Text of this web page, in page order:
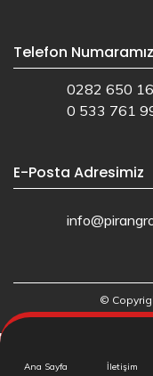
Telefon Numaramız
0282 650
0 533 761
E-Posta Adresimiz
©
Ana Sayfa İletişim